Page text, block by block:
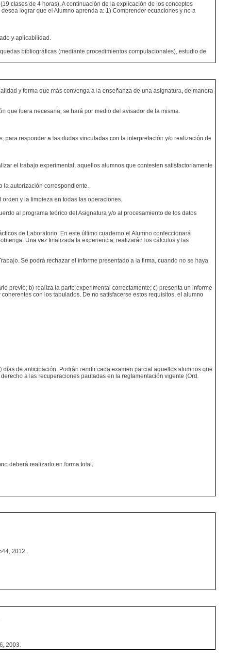
clases de 4 horas). A continuación de la explicación de los conceptos
lograr que el Alumno aprenda a: 1) Comprender ecuaciones y no a
y aplicabilidad.
bibliográficas (mediante procedimientos computacionales), estudio de
y forma que más convenga a la enseñanza de una asignatura, de manera
que fuera necesaria, se hará por medio del avisador de la misma.
responder a las dudas vinculadas con la interpretación y/o realización de
el trabajo experimental, aquellos alumnos que contesten satisfactoriamente
la autorización correspondiente.
y la limpieza en todas las operaciones.
al programa teórico del Asignatura y/o al procesamiento de los datos
de Laboratorio. En este último cuaderno el Alumno confeccionará
Una vez finalizada la experiencia, realizarán los cálculos y las
Se podrá rechazar el informe presentado a la firma, cuando no se haya
previo; b) realiza la parte experimental correctamente; c) presenta un informe
con los tabulados. De no satisfacerse estos requisitos, el alumno
de anticipación. Podrán rendir cada examen parcial aquellos alumnos que
a las recuperaciones pautadas en la reglamentación vigente (Ord.
deberá realizarlo en forma total.
2012.
2003.